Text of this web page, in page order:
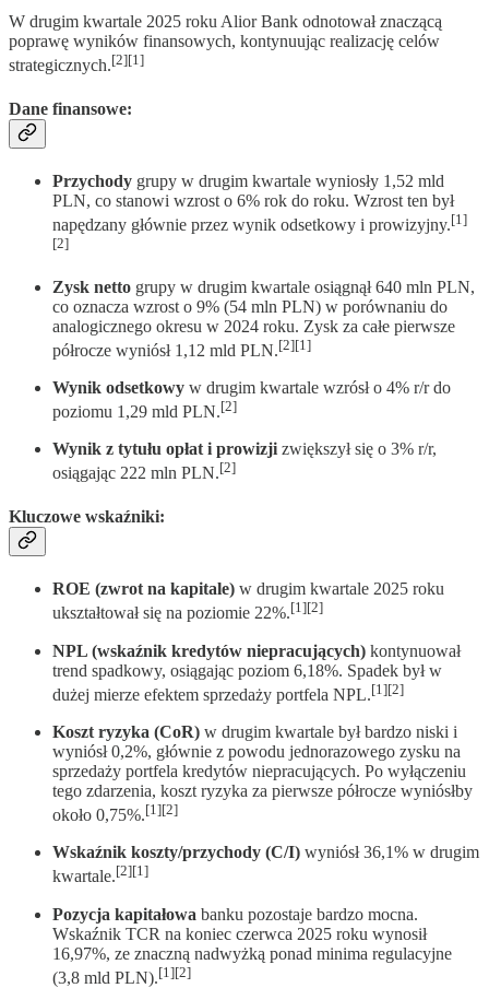
W drugim kwartale 2025 roku Alior Bank odnotował znaczącą
poprawę wyników finansowych, kontynuując realizację celów
strategicznych.[2][1]
Dane finansowe:
Przychody grupy w drugim kwartale wyniosły 1,52 mld
PLN, co stanowi wzrost o 6% rok do roku. Wzrost ten był
napędzany głównie przez wynik odsetkowy i prowizyjny.[1]
[2]
Zysk netto grupy w drugim kwartale osiągnął 640 mln PLN,
co oznacza wzrost o 9% (54 mln PLN) w porównaniu do
analogicznego okresu w 2024 roku. Zysk za całe pierwsze
półrocze wyniósł 1,12 mld PLN.[2][1]
Wynik odsetkowy w drugim kwartale wzrósł o 4% r/r do
poziomu 1,29 mld PLN.[2]
Wynik z tytułu opłat i prowizji zwiększył się o 3% r/r,
osiągając 222 mln PLN.[2]
Kluczowe wskaźniki:
ROE (zwrot na kapitale) w drugim kwartale 2025 roku
ukształtował się na poziomie 22%.[1][2]
NPL (wskaźnik kredytów niepracujących) kontynuował
trend spadkowy, osiągając poziom 6,18%. Spadek był w
dużej mierze efektem sprzedaży portfela NPL.[1][2]
Koszt ryzyka (CoR) w drugim kwartale był bardzo niski i
wyniósł 0,2%, głównie z powodu jednorazowego zysku na
sprzedaży portfela kredytów niepracujących. Po wyłączeniu
tego zdarzenia, koszt ryzyka za pierwsze półrocze wyniósłby
około 0,75%.[1][2]
Wskaźnik koszty/przychody (C/I) wyniósł 36,1% w drugim
kwartale.[2][1]
Pozycja kapitałowa banku pozostaje bardzo mocna.
Wskaźnik TCR na koniec czerwca 2025 roku wynosił
16,97%, ze znaczną nadwyżką ponad minima regulacyjne
(3,8 mld PLN).[1][2]